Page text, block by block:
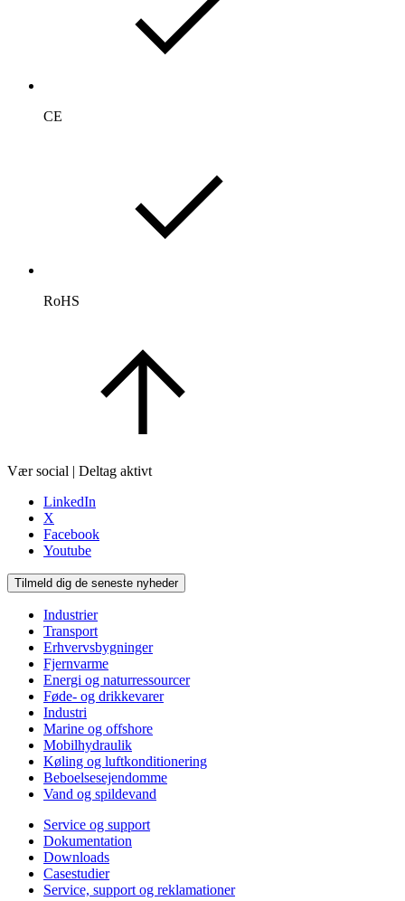
CE
RoHS
Vær social | Deltag aktivt
LinkedIn
X
Facebook
Youtube
Tilmeld dig de seneste nyheder
Industrier
Transport
Erhvervsbygninger
Fjernvarme
Energi og naturressourcer
Føde- og drikkevarer
Industri
Marine og offshore
Mobilhydraulik
Køling og luftkonditionering
Beboelsesejendomme
Vand og spildevand
Service og support
Dokumentation
Downloads
Casestudier
Service, support og reklamationer